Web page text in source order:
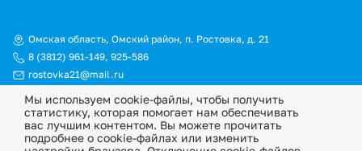
Омская область, Омский район, п. Ростовка, д. 21
8 (3812) 961-149, 925-586
rostovka21@mail.ru
© Официальный сайт Ростовкинского сельского поселения
Омского муниципального района Омской области, 2026
Политика конфиденциальности
Мы используем cookie-файлы, чтобы получить
статистику, которая помогает нам обеспечивать
вас лучшим контентом. Вы можете прочитать
подробнее о cookie-файлах или изменить